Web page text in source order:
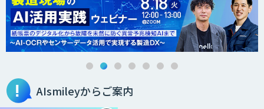
AIsmileyからご案内